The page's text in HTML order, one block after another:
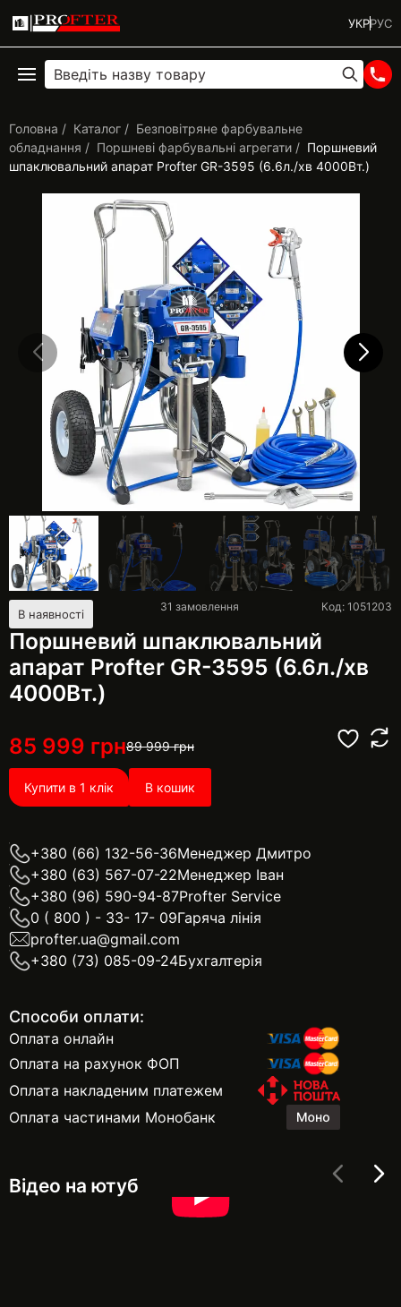
УКРРУС
Головна Каталог
Безповітряне фарбувальне
обладнання
Поршневі фарбувальні агрегати
Поршневий
шпаклювальний апарат Profter GR-3595 (6.6л./хв 4000Вт.)
В наявності
Поршневий шпаклювальний
апарат Profter GR-3595 (6.6л./хв
4000Вт.)
Код: 1051203
31 замовлення
85 999 грн89 999грн
Купити в 1 клік В кошик
+380 (66) 132-56-36Менеджер Дмитро
+380 (63) 567-07-22Менеджер Іван
+380 (96) 590-94-87Profter Service
0 ( 800 ) - 33- 17- 09Гаряча лінія
profter.ua@gmail.com
+380 (73) 085-09-24Бухгалтерія
Способи оплати:
Оплата онлайн
Оплата на рахунок ФОП
Оплата накладеним платежем
Оплата частинами Монобанк
Відео на ютуб